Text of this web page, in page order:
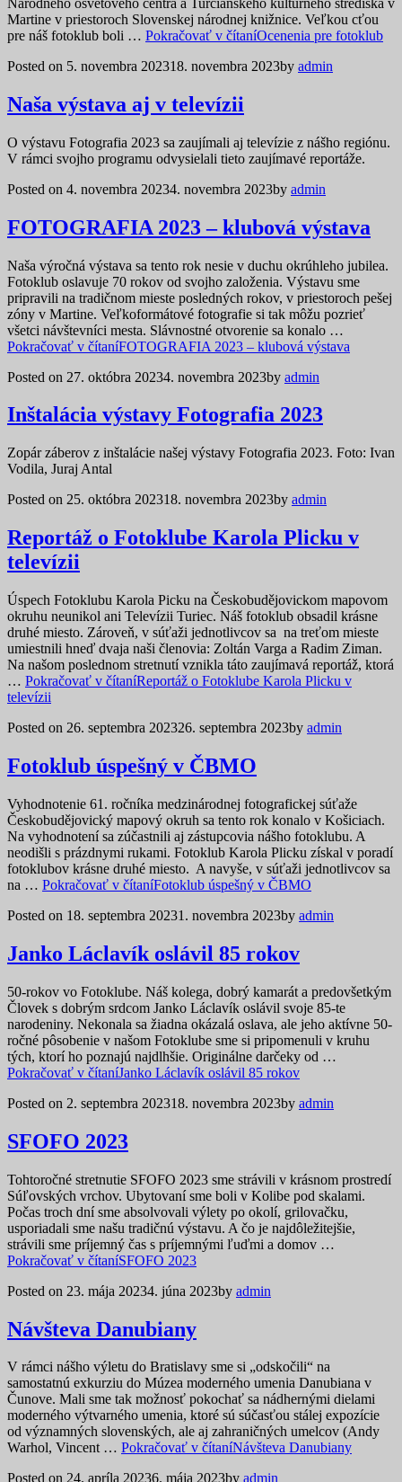
Národného osvetového centra a Turčianskeho kultúrneho strediska v
Martine v priestoroch Slovenskej národnej knižnice. Veľkou cťou
pre náš fotoklub boli … Pokračovať v čítaníOcenenia pre fotoklub
Posted on 5. novembra 202318. novembra 2023by admin
Naša výstava aj v televízii
O výstavu Fotografia 2023 sa zaujímali aj televízie z nášho regiónu.
V rámci svojho programu odvysielali tieto zaujímavé reportáže.
Posted on 4. novembra 20234. novembra 2023by admin
FOTOGRAFIA 2023 – klubová výstava
Naša výročná výstava sa tento rok nesie v duchu okrúhleho jubilea.
Fotoklub oslavuje 70 rokov od svojho založenia. Výstavu sme
pripravili na tradičnom mieste posledných rokov, v priestoroch pešej
zóny v Martine. Veľkoformátové fotografie si tak môžu pozrieť
všetci návštevníci mesta. Slávnostné otvorenie sa konalo …
Pokračovať v čítaníFOTOGRAFIA 2023 – klubová výstava
Posted on 27. októbra 20234. novembra 2023by admin
Inštalácia výstavy Fotografia 2023
Zopár záberov z inštalácie našej výstavy Fotografia 2023. Foto: Ivan
Vodila, Juraj Antal
Posted on 25. októbra 202318. novembra 2023by admin
Reportáž o Fotoklube Karola Plicku v
televízii
Úspech Fotoklubu Karola Picku na Českobudějovickom mapovom
okruhu neunikol ani Televízii Turiec. Náš fotoklub obsadil krásne
druhé miesto. Zároveň, v súťaži jednotlivcov sa na treťom mieste
umiestnili hneď dvaja naši členovia: Zoltán Varga a Radim Ziman.
Na našom poslednom stretnutí vznikla táto zaujímavá reportáž, ktorá
… Pokračovať v čítaníReportáž o Fotoklube Karola Plicku v
televízii
Posted on 26. septembra 202326. septembra 2023by admin
Fotoklub úspešný v ČBMO
Vyhodnotenie 61. ročníka medzinárodnej fotografickej súťaže
Českobudějovický mapový okruh sa tento rok konalo v Košiciach.
Na vyhodnotení sa zúčastnili aj zástupcovia nášho fotoklubu. A
neodišli s prázdnymi rukami. Fotoklub Karola Plicku získal v poradí
fotoklubov krásne druhé miesto. A navyše, v súťaži jednotlivcov sa
na … Pokračovať v čítaníFotoklub úspešný v ČBMO
Posted on 18. septembra 20231. novembra 2023by admin
Janko Láclavík oslávil 85 rokov
50-rokov vo Fotoklube. Náš kolega, dobrý kamarát a predovšetkým
Človek s dobrým srdcom Janko Láclavík oslávil svoje 85-te
narodeniny. Nekonala sa žiadna okázalá oslava, ale jeho aktívne 50-
ročné pôsobenie v našom Fotoklube sme si pripomenuli v kruhu
tých, ktorí ho poznajú najdlhšie. Originálne darčeky od …
Pokračovať v čítaníJanko Láclavík oslávil 85 rokov
Posted on 2. septembra 202318. novembra 2023by admin
SFOFO 2023
Tohtoročné stretnutie SFOFO 2023 sme strávili v krásnom prostredí
Súľovských vrchov. Ubytovaní sme boli v Kolibe pod skalami.
Počas troch dní sme absolvovali výlety po okolí, grilovačku,
usporiadali sme našu tradičnú výstavu. A čo je najdôležitejšie,
strávili sme príjemný čas s príjemnými ľuďmi a domov …
Pokračovať v čítaníSFOFO 2023
Posted on 23. mája 20234. júna 2023by admin
Návšteva Danubiany
V rámci nášho výletu do Bratislavy sme si „odskočili“ na
samostatnú exkurziu do Múzea moderného umenia Danubiana v
Čunove. Mali sme tak možnosť pokochať sa nádhernými dielami
moderného výtvarného umenia, ktoré sú súčasťou stálej expozície
od významných slovenských, ale aj zahraničných umelcov (Andy
Warhol, Vincent … Pokračovať v čítaníNávšteva Danubiany
Posted on 24. apríla 20236. mája 2023by admin